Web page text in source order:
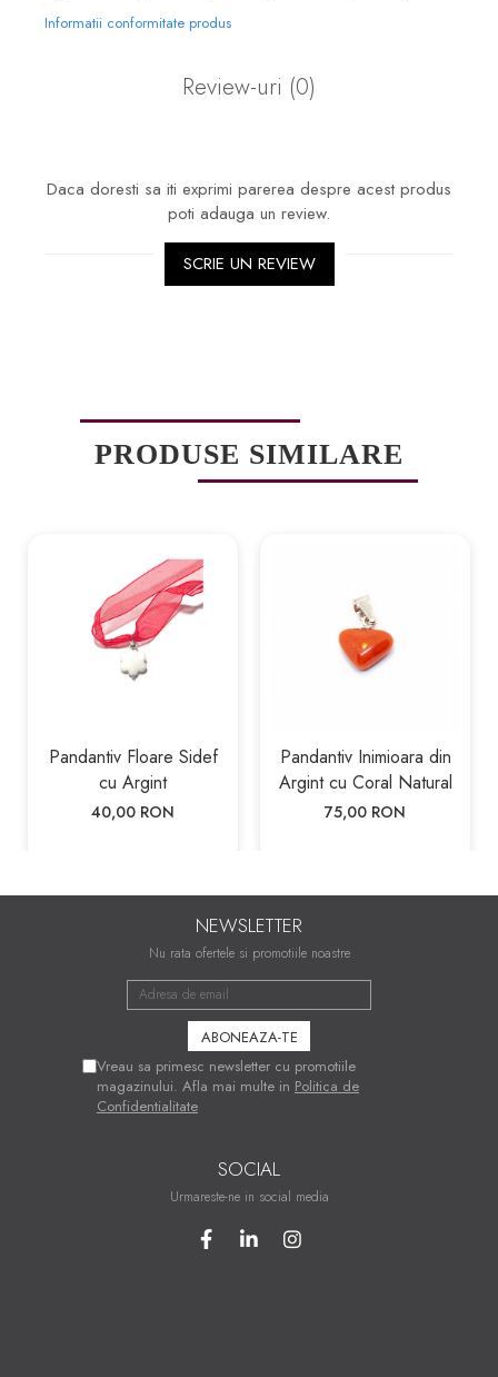
Informatii conformitate produs
Review-uri (0)
Daca doresti sa iti exprimi parerea despre acest produs
poti adauga un review.
SCRIE UN REVIEW
PRODUSE SIMILARE
Pandantiv Floare Sidef
cu Argint
40,00 RON
Pandantiv Inimioara din
Argint cu Coral Natural
75,00 RON
NEWSLETTER
Nu rata ofertele si promotiile noastre
Vreau sa primesc newsletter cu promotiile
magazinului. Afla mai multe in Politica de
Confidentialitate
SOCIAL
Urmareste-ne in social media